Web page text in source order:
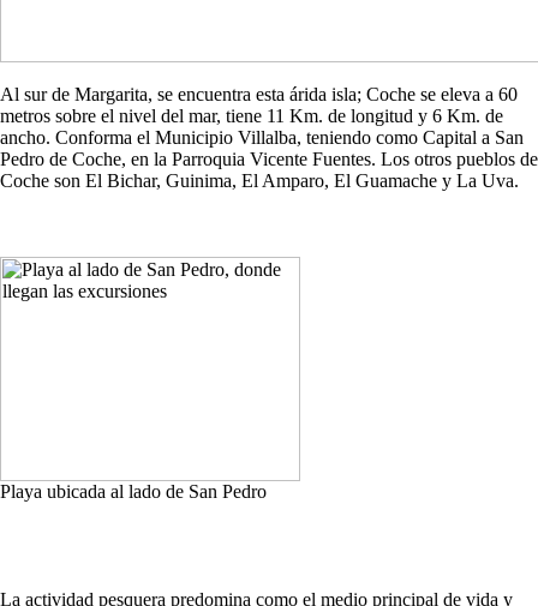
Al sur de Margarita, se encuentra esta árida isla; Coche se eleva a 60
metros sobre el nivel del mar, tiene 11 Km. de longitud y 6 Km. de
ancho. Conforma el Municipio Villalba, teniendo como Capital a San
Pedro de Coche, en la Parroquia Vicente Fuentes. Los otros pueblos de
Coche son El Bichar, Guinima, El Amparo, El Guamache y La Uva.
Playa ubicada al lado de San Pedro
La actividad pesquera predomina como el medio principal de vida y